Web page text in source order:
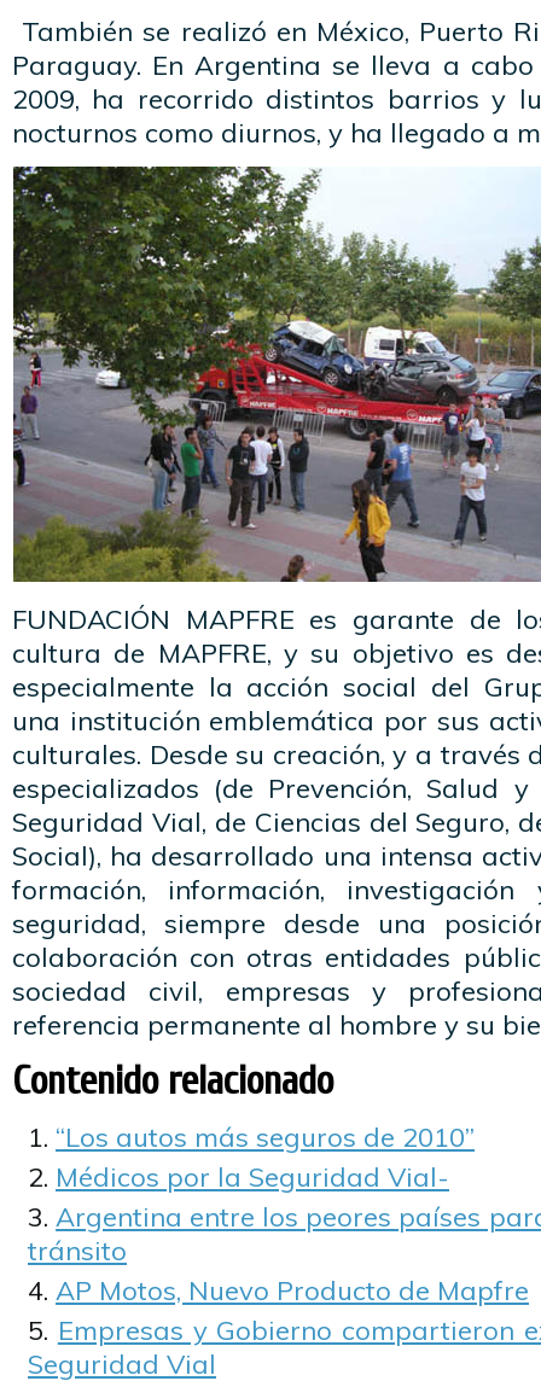
También se realizó en México, Puerto
Paraguay. En Argentina se lleva a
2009, ha recorrido distintos barrios y
nocturnos como diurnos, y ha llegado a
FUNDACIÓN MAPFRE es garante de
cultura de MAPFRE, y su objetivo es
especialmente la acción social del
una institución emblemática por sus
culturales. Desde su creación, y a través
especializados (de Prevención, Salud
Seguridad Vial, de Ciencias del Seguro,
Social), ha desarrollado una intensa
formación, información,
seguridad, siempre desde una
colaboración con otras entidades
sociedad civil, empresas y
referencia permanente al hombre y su
Contenido relacionado
“Los autos más seguros de 2010”
Médicos por la Seguridad Vial-
Argentina entre los peores países
tránsito
AP Motos, Nuevo Producto de Mapfre
Empresas y Gobierno compartieron
Seguridad Vial